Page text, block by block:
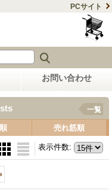
PCサイト
お問い合わせ
一覧
売れ筋順
表示件数: